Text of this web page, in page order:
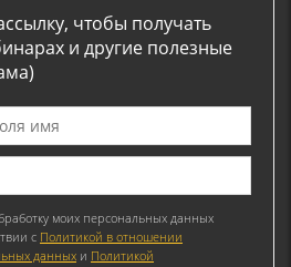
чтобы получать
и другие полезные
моих персональных данных
с Политикой в отношении
данных и Политикой